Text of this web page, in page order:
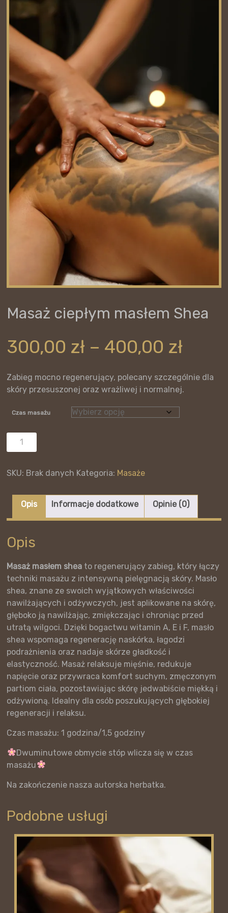
Masaż ciepłym masłem Shea
300,00 zł – 400,00 zł
od
do
Zabieg mocno regenerujący, polecany szczególnie dla
skóry przesuszonej oraz wrażliwej i normalnej.
Czas masażu
Masaż
Shea
SKU: Brak danych Kategoria: Masaże
Opis Informacje dodatkowe Opinie (0)
Opis
Masaż masłem shea to regenerujący zabieg, który łączy
techniki masażu z intensywną pielęgnacją skóry. Masło
shea, znane ze swoich wyjątkowych właściwości
nawilżających i odżywczych, jest aplikowane na skórę,
głęboko ją nawilżając, zmiękczając i chroniąc przed
utratą wilgoci. Dzięki bogactwu witamin A, E i F, masło
shea wspomaga regenerację naskórka, łagodzi
podrażnienia oraz nadaje skórze gładkość i
elastyczność. Masaż relaksuje mięśnie, redukuje
napięcie oraz przywraca komfort suchym, zmęczonym
partiom ciała, pozostawiając skórę jedwabiście miękką i
odżywioną. Idealny dla osób poszukujących głębokiej
regeneracji i relaksu.
Czas masażu: 1 godzina/1,5 godziny
Dwuminutowe obmycie stóp wlicza się w czas
masażu
Na zakończenie nasza autorska herbatka.
Podobne usługi